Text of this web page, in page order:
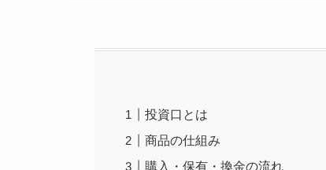
投資口とは
商品の仕組み
購入・保有・換金の流れ